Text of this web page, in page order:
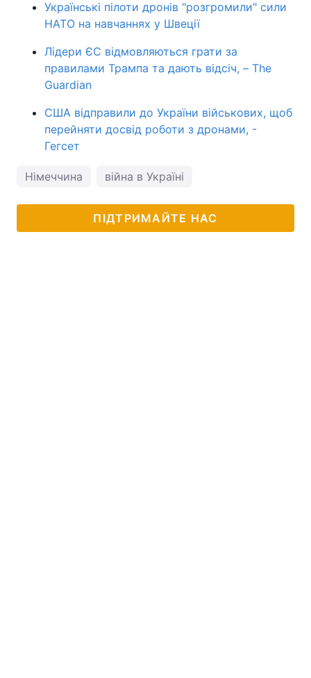
Українські пілоти дронів "розгромили" сили
НАТО на навчаннях у Швеції
Лідери ЄС відмовляються грати за
правилами Трампа та дають відсіч, – The
Guardian
США відправили до України військових, щоб
перейняти досвід роботи з дронами, -
Гегсет
Німеччина війна в Україні
ПІДТРИМАЙТЕ НАС